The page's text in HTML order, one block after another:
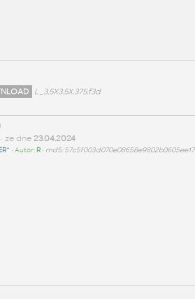
L_3.5X3.5X.375.f3d
ze dne 23.04.2024
• Autor: R• md5: 57c5f003d070e08658e9802b0605ee17